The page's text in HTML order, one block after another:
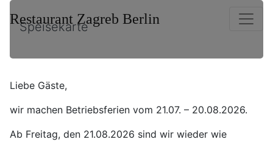
Restaurant Zagreb Berlin
Speisekarte
Liebe Gäste,
wir machen Betriebsferien vom 21.07. – 20.08.2026.
Ab Freitag, den 21.08.2026 sind wir wieder wie